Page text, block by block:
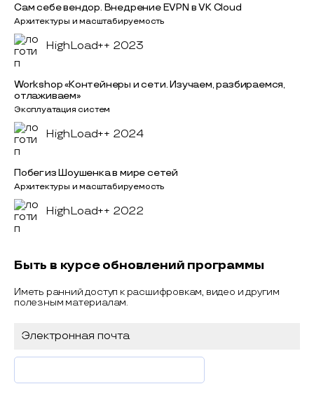
Сам себе вендор. Внедрение EVPN в VK Cloud
Архитектуры и масштабируемость
HighLoad++ 2023
Workshop «Контейнеры и сети. Изучаем, разбираемся,
отлаживаем»
Эксплуатация систем
HighLoad++ 2024
Побег из Шоушенка в мире сетей
Архитектуры и масштабируемость
HighLoad++ 2022
Быть в курсе обновлений программы
Иметь ранний доступ к расшифровкам, видео и другим
полезным материалам.